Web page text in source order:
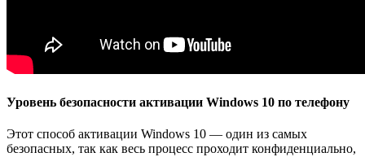
Уровень безопасности активации Windows 10 по телефону
Этот способ активации Windows 10 — один из самых
безопасных, так как весь процесс проходит конфиденциально,